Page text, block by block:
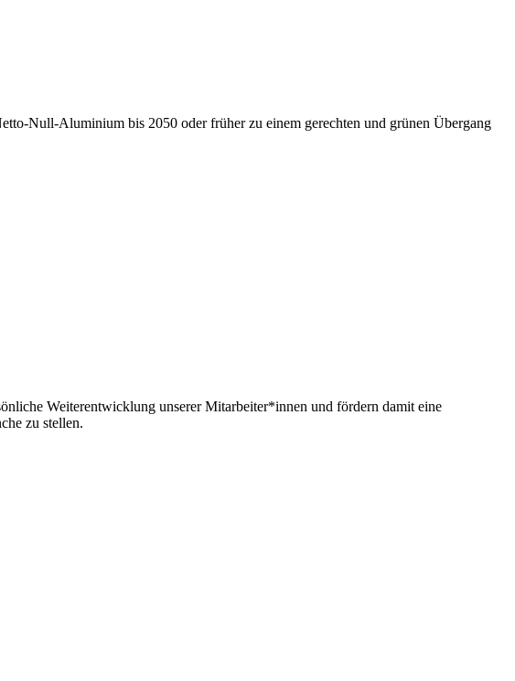
Null-Aluminium bis 2050 oder früher zu einem gerechten und grünen Übergang
Weiterentwicklung unserer Mitarbeiter*innen und fördern damit eine
zu stellen.